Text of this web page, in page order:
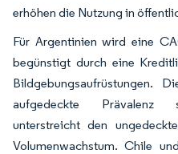
erhöhen die Nutzung in
Für Argentinien wird eine
begünstigt durch eine
Bildgebungsaufrüstungen.
aufgedeckte Prävalenz
unterstreicht den
Volumenwachstum. Chile